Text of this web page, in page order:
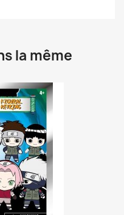
la même